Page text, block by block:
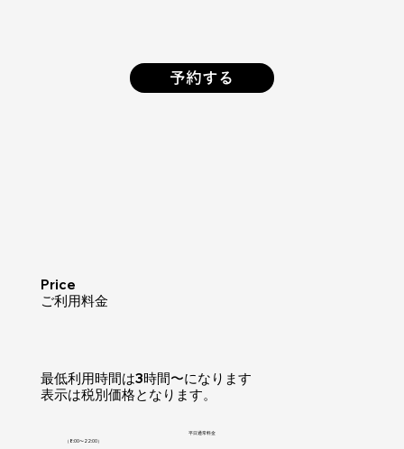
予約する
Price
​ご利用料金
​最低利用時間は3時間〜になります
表示は税別価格となります。
平日通常料金
（8:00〜22:00）